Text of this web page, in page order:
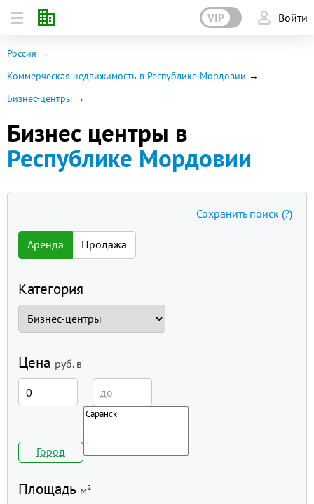
VIP Войти
Россия
Коммерческая недвижимость в Республике Мордовии
Бизнес-центры
Бизнес центры в
Республике Мордовии
Аренда Продажа
Категория
Цена руб. в
—
Город
Площадь м²
Сохранить поиск (?)